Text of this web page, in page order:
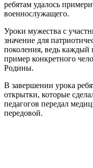
ребятам удалось
военнослужащего.
Уроки мужества с
значение для
поколения, ведь каждый
пример конкретного
Родины.
В завершении урока
открытки, которые
педагогов передал
передовой.